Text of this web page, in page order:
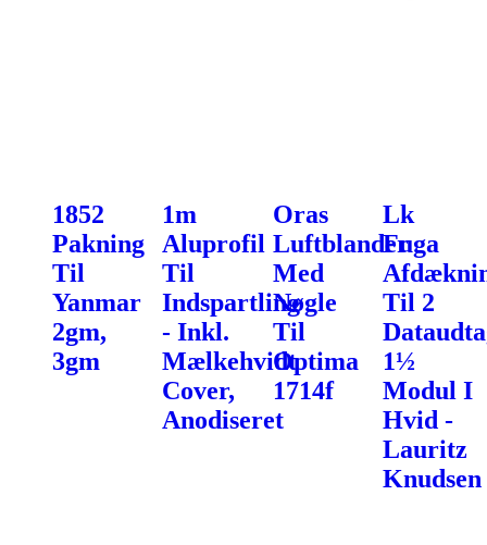
1852
Pakning
Til
Yanmar
2gm,
3gm
1m
Aluprofil
Til
Indspartling
- Inkl.
Mælkehvidt
Cover,
Anodiseret
Oras
Luftblander
Med
Nøgle
Til
Optima
1714f
Lk
Fuga
Til 2
1½
Modul I
Hvid -
Lauritz
Knudsen